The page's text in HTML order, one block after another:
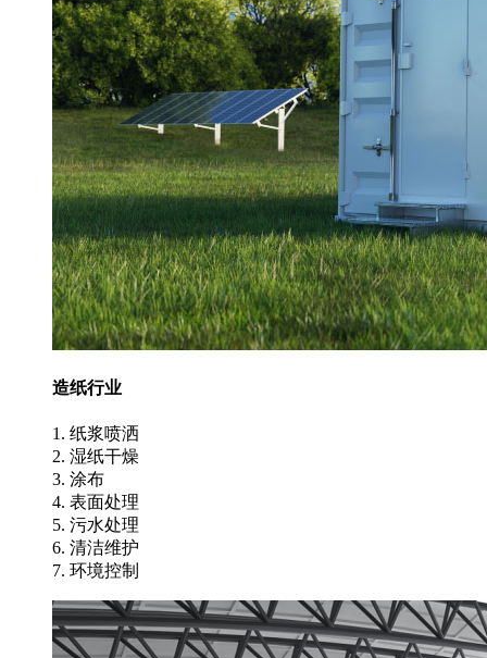
造纸行业
1. 纸浆喷洒
2. 湿纸干燥
3. 涂布
4. 表面处理
5. 污水处理
6. 清洁维护
7. 环境控制